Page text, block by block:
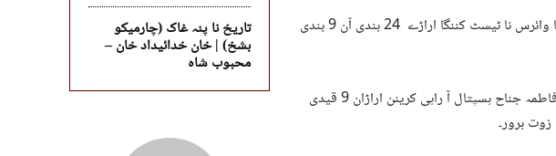
تاریخ نا پنہ غاک (چارمیکو
بشخ) | خان خدائیداد خان –
محبوب شاہ
خبر نا ردٹ بھلا جیل مستونگ ٹی بند مروکا بندی تا کرونا وائرس نا ٹیسٹ کننگا اراڑے 24 بندی آن 9 بندی
جان جوڑی محکمہ نا پاننگے کہ 24 بندی تا ٹیسٹ آتے نن فاطمہ جناح ہسپتال آ راہی کرینن اراڑان 9 قیدی
زوت برور۔